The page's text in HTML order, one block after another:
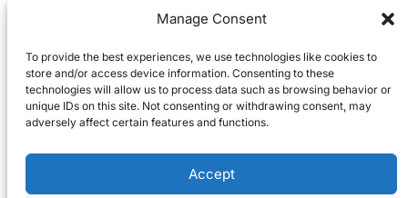
Manage Consent
To provide the best experiences, we use technologies like cookies to
store and/or access device information. Consenting to these
technologies will allow us to process data such as browsing behavior or
unique IDs on this site. Not consenting or withdrawing consent, may
adversely affect certain features and functions.
Accept